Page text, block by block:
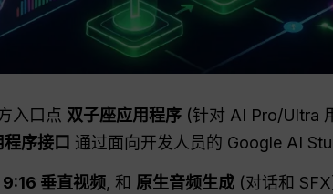
入口点 双子座应用程序 (针对 AI Pro/Ultra
程序接口 通过面向开发人员的 Google AI
9:16 垂直视频, 和 原生音频生成 (对话和